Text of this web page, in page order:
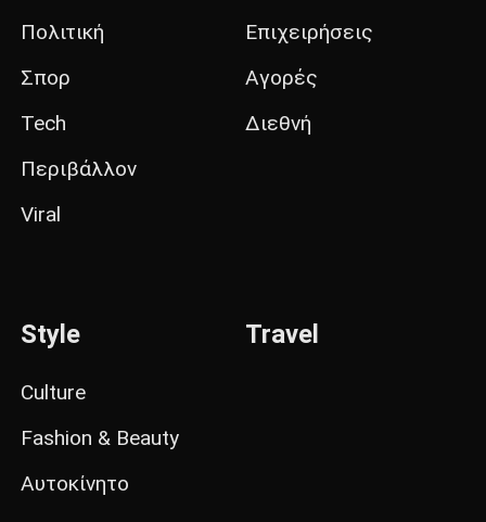
Πολιτική
Σπορ
Tech
Περιβάλλον
Viral
Επιχειρήσεις
Αγορές
Διεθνή
Style
Culture
Fashion & Beauty
Αυτοκίνητο
Travel